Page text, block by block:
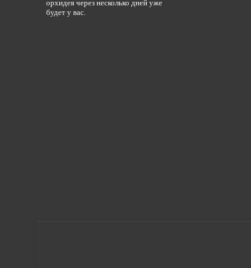
орхидея через несколько дней уже
будет у вас.